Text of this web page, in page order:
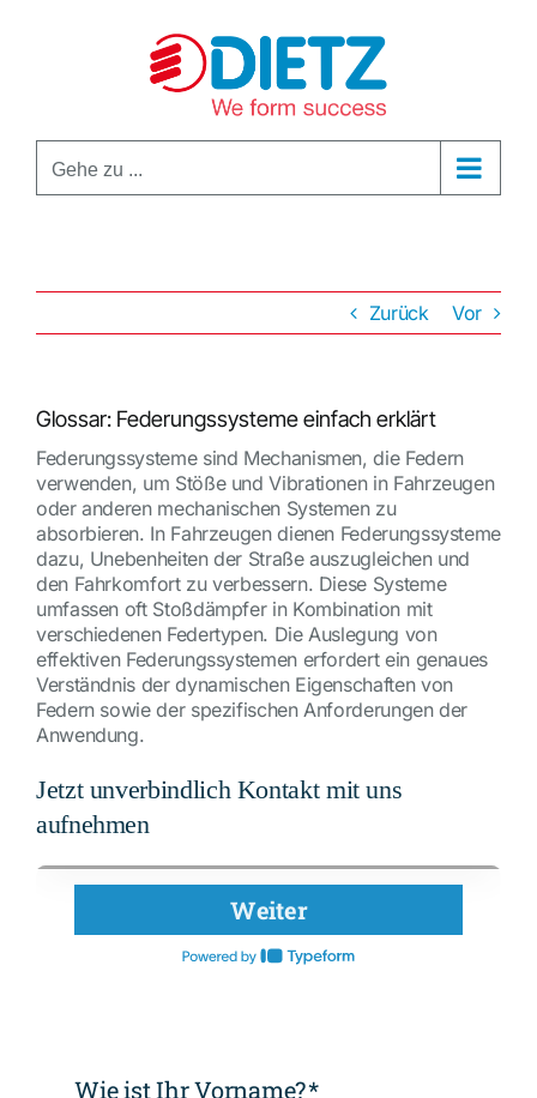
Gehe zu ...
Zurück Vor
Glossar: Federungssysteme einfach erklärt
Federungssysteme sind Mechanismen, die Federn
verwenden, um Stöße und Vibrationen in Fahrzeugen
oder anderen mechanischen Systemen zu
absorbieren. In Fahrzeugen dienen Federungssysteme
dazu, Unebenheiten der Straße auszugleichen und
den Fahrkomfort zu verbessern. Diese Systeme
umfassen oft Stoßdämpfer in Kombination mit
verschiedenen Federtypen. Die Auslegung von
effektiven Federungssystemen erfordert ein genaues
Verständnis der dynamischen Eigenschaften von
Federn sowie der spezifischen Anforderungen der
Anwendung.
Jetzt unverbindlich Kontakt mit uns
aufnehmen